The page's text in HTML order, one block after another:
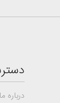
درباره ما